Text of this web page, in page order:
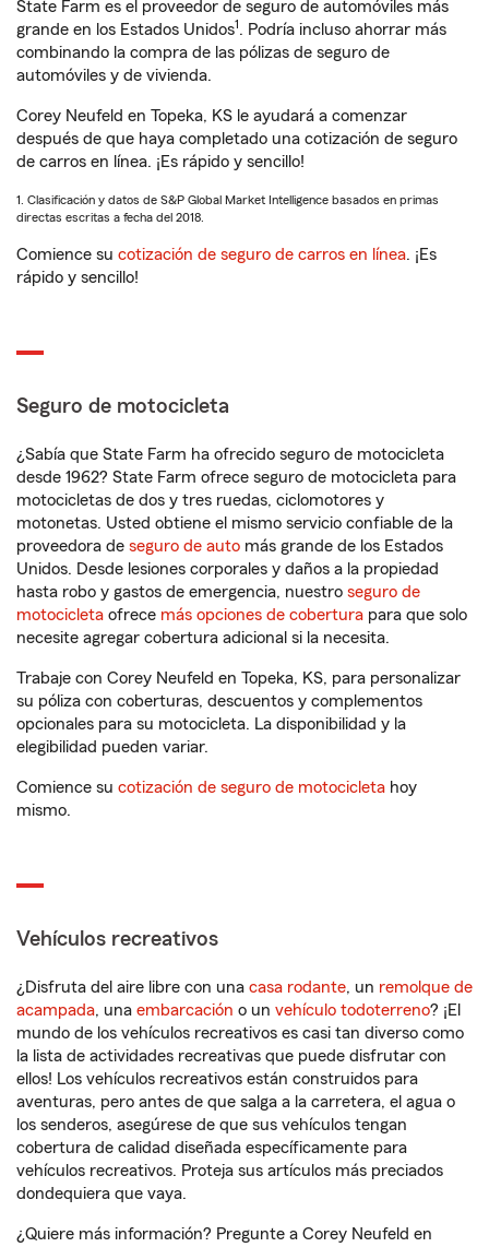
State Farm es el proveedor de seguro de automóviles más
grande en los Estados Unidos1. Podría incluso ahorrar más
combinando la compra de las pólizas de seguro de
automóviles y de vivienda.
Corey Neufeld en Topeka, KS le ayudará a comenzar
después de que haya completado una cotización de seguro
de carros en línea. ¡Es rápido y sencillo!
1. Clasificación y datos de S&P Global Market Intelligence basados en primas
directas escritas a fecha del 2018.
Comience su cotización de seguro de carros en línea. ¡Es
rápido y sencillo!
Seguro de motocicleta
¿Sabía que State Farm ha ofrecido seguro de motocicleta
desde 1962? State Farm ofrece seguro de motocicleta para
motocicletas de dos y tres ruedas, ciclomotores y
motonetas. Usted obtiene el mismo servicio confiable de la
proveedora de seguro de auto más grande de los Estados
Unidos. Desde lesiones corporales y daños a la propiedad
hasta robo y gastos de emergencia, nuestro seguro de
motocicleta ofrece más opciones de cobertura para que solo
necesite agregar cobertura adicional si la necesita.
Trabaje con Corey Neufeld en Topeka, KS, para personalizar
su póliza con coberturas, descuentos y complementos
opcionales para su motocicleta. La disponibilidad y la
elegibilidad pueden variar.
Comience su cotización de seguro de motocicleta hoy
mismo.
Vehículos recreativos
¿Disfruta del aire libre con una casa rodante, un remolque de
acampada, una embarcación o un vehículo todoterreno? ¡El
mundo de los vehículos recreativos es casi tan diverso como
la lista de actividades recreativas que puede disfrutar con
ellos! Los vehículos recreativos están construidos para
aventuras, pero antes de que salga a la carretera, el agua o
los senderos, asegúrese de que sus vehículos tengan
cobertura de calidad diseñada específicamente para
vehículos recreativos. Proteja sus artículos más preciados
dondequiera que vaya.
¿Quiere más información? Pregunte a Corey Neufeld en